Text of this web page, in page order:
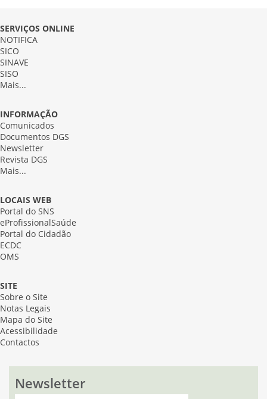
SERVIÇOS ONLINE
NOTIFICA
SICO
SINAVE
SISO
Mais...
INFORMAÇÃO
Comunicados
Documentos DGS
Newsletter
Revista DGS
Mais...
LOCAIS WEB
Portal do SNS
eProfissionalSaúde
Portal do Cidadão
ECDC
OMS
SITE
Sobre o Site
Notas Legais
Mapa do Site
Acessibilidade
Contactos
Newsletter